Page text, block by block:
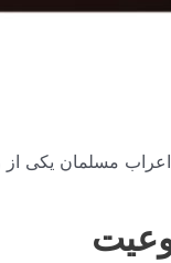
مسلمان یکی از